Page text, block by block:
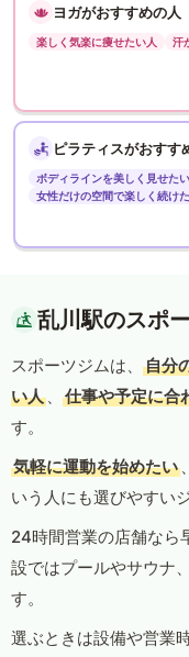
ヨガがおすすめの人
楽しく気楽に痩せたい人 汗
ピラティスがおすす
ボディラインを美しく見せた
女性だけの空間で楽しく続け
乱川駅のスポ
スポーツジムは、
自分
い人 、 仕事や予定に合
す。
気軽に運動を始めたい 、
いう人にも選びやすい
24時間営業の店舗なら
設ではプールやサウナ
す。
選ぶときは設備や営業